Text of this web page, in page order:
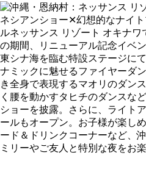
ルネッサンス リゾート オキナワ
の期間、リニューアル記念イベ
東シナ海を臨む特設ステージに
ナミックに魅せるファイヤーダ
き全身で表現するマオリのダン
く腰を動かすタヒチのダンスな
ショーを披露。さらに、ライト
ールもオープン。お子様が楽し
ード＆ドリンクコーナーなど、
ミリーやご友人と特別な夜をお